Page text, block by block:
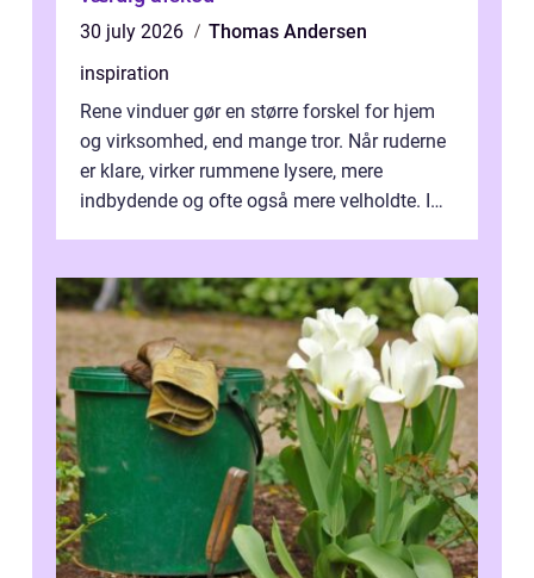
30 july 2026
Thomas Andersen
inspiration
Rene vinduer gør en større forskel for hjem
og virksomhed, end mange tror. Når ruderne
er klare, virker rummene lysere, mere
indbydende og ofte også mere velholdte. I